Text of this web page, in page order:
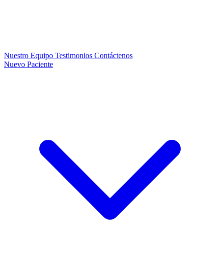
Nuestro Equipo Testimonios Contáctenos
Nuevo Paciente